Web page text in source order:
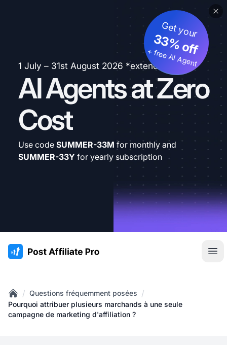
1 July – 31st August 2026 *extended
AI Agents at Zero
Cost
Get your
33% off
+ free AI Agent
Use code SUMMER-33M for monthly and
SUMMER-33Y for yearly subscription
:site.title
Home
/ Questions fréquemment posées /
Pourquoi attribuer plusieurs marchands à une seule
campagne de marketing d'affiliation ?